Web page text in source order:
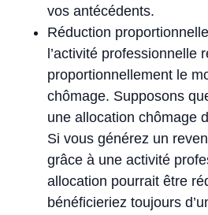
vos antécédents.
Réduction
l’activité professionnelle
proportionnellement le
chômage. Supposons
une allocation chômage
Si vous générez un
grâce à une activité
allocation pourrait être
bénéficieriez toujours